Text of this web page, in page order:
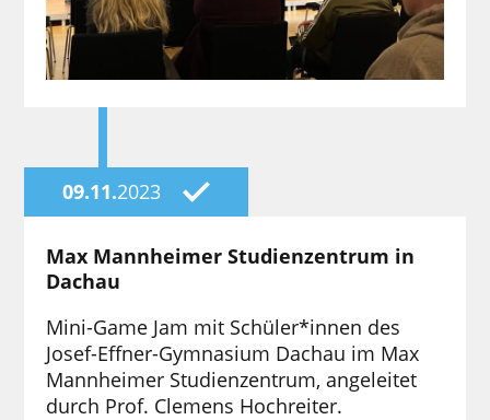
09.11.2023
Max Mannheimer Studienzentrum in
Dachau
Mini-Game Jam mit Schüler*innen des
Josef-Effner-Gymnasium Dachau im Max
Mannheimer Studienzentrum, angeleitet
durch Prof. Clemens Hochreiter.